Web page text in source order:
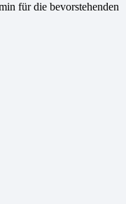
für die bevorstehenden